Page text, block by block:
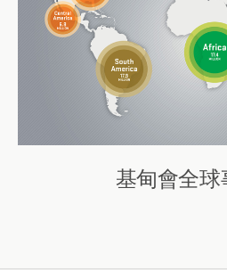
基甸會全球